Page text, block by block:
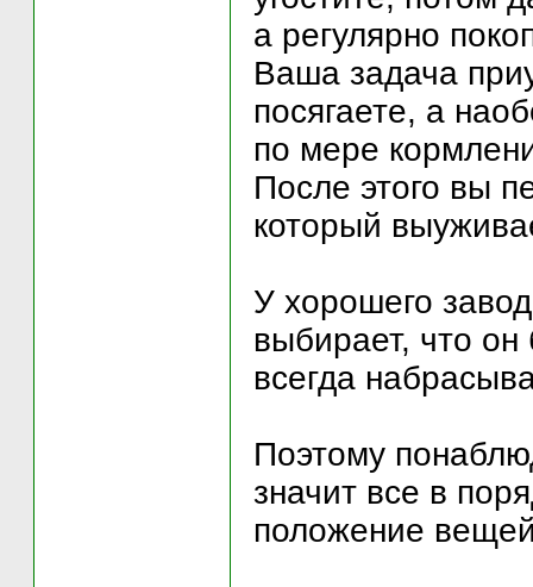
а регулярно
Ваша задача
посягаете, а
по мере
После этого вы
который
У хорошего
выбирает, что
всегда
Поэтому
значит все в
положение